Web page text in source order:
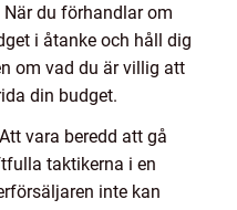
du förhandlar om
i åtanke och håll dig
om vad du är villig att
din budget.
vara beredd att gå
taktikerna i en
inte kan